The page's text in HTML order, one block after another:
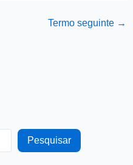
Termo seguinte →
Pesquisar